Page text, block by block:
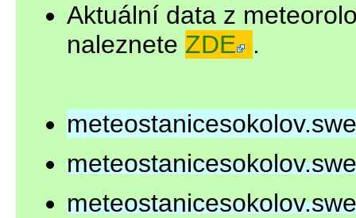
Aktuální data z
naleznete ZDE .